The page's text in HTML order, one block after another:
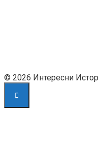
© 2026 Интересни